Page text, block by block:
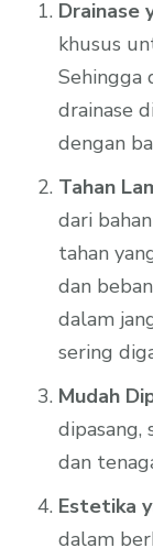
Drainase
khusus
Sehingga
drainase
dengan
Tahan
dari
tahan
dan
dalam
sering
Mudah
dan
Estetika
dalam